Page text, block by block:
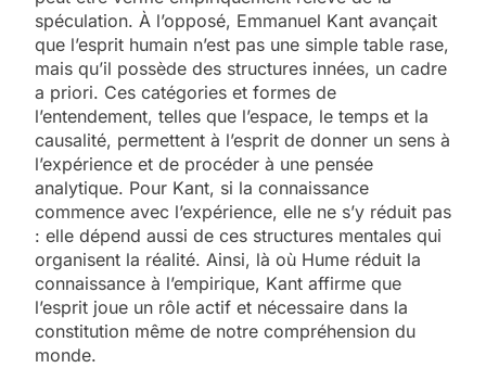
spéculation. À l’opposé, Emmanuel Kant avançait
que l’esprit humain n’est pas une simple table rase,
mais qu’il possède des structures innées, un cadre
a priori. Ces catégories et formes de
l’entendement, telles que l’espace, le temps et la
causalité, permettent à l’esprit de donner un sens à
l’expérience et de procéder à une pensée
analytique. Pour Kant, si la connaissance
commence avec l’expérience, elle ne s’y réduit pas
: elle dépend aussi de ces structures mentales qui
organisent la réalité. Ainsi, là où Hume réduit la
connaissance à l’empirique, Kant affirme que
l’esprit joue un rôle actif et nécessaire dans la
constitution même de notre compréhension du
monde.